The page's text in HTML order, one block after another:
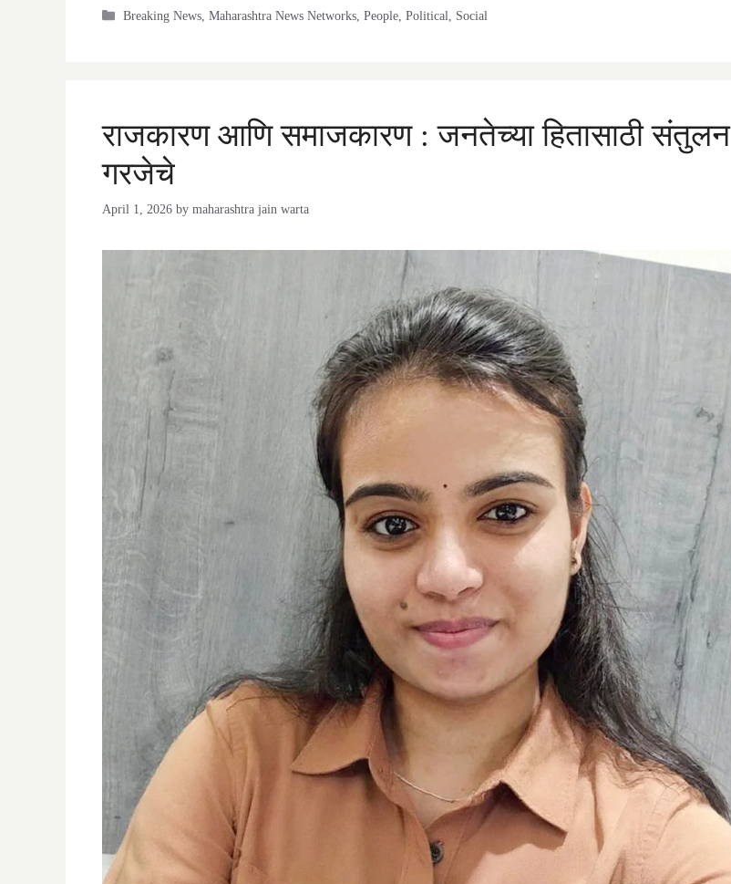
Categories
Breaking News ,Maharashtra News Networks ,People ,Political Social
राजकारण आणि समाजकारण : जनतेच्या हितासाठी संतुलन
गरजेचे
April 1, 2026 by maharashtra jain warta